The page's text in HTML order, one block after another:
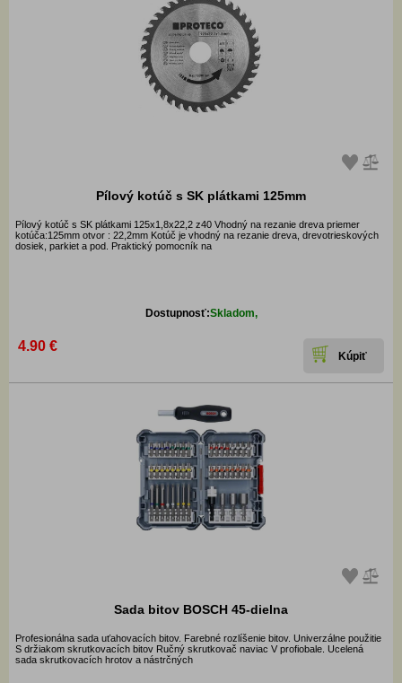
Pílový kotúč s SK plátkami 125mm
Pílový kotúč s SK plátkami 125x1,8x22,2 z40 Vhodný na rezanie dreva priemer
kotúča:125mm otvor : 22,2mm Kotúč je vhodný na rezanie dreva, drevotrieskových
dosiek, parkiet a pod. Praktický pomocník na
Dostupnosť:Skladom,
4.90 €
Sada bitov BOSCH 45-dielna
Profesionálna sada uťahovacích bitov. Farebné rozlíšenie bitov. Univerzálne použitie
S držiakom skrutkovacích bitov Ručný skrutkovač naviac V profiobale. Ucelená
sada skrutkovacích hrotov a nástrčných